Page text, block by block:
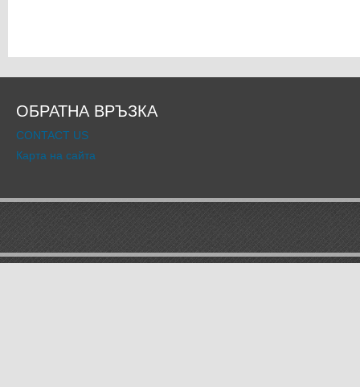
ОБРАТНА ВРЪЗКА
CONTACT US
Карта на сайта